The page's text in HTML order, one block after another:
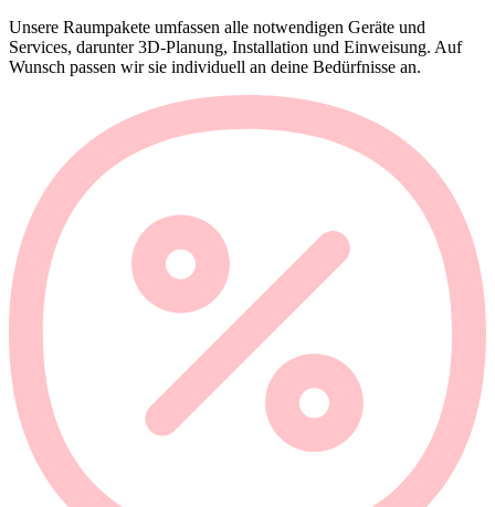
Unsere Raumpakete umfassen alle notwendigen Geräte und
Services, darunter 3D-Planung, Installation und Einweisung. Auf
Wunsch passen wir sie individuell an deine Bedürfnisse an.